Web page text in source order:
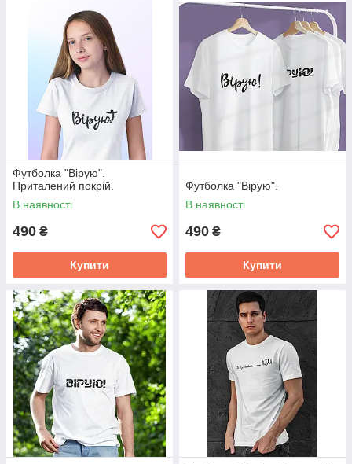
Футболка "Вірую".
Приталений покрій.
В наявності
490 ₴
Купити
Футболка "Вірую".
В наявності
490 ₴
Купити